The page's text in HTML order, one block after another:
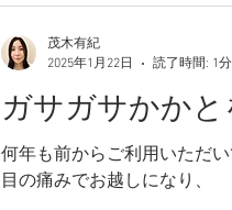
ガサガサかか
何年も前からご利用いただ
目の痛みでお越しになり、
茂木有紀
2025年1月22日
読了時間: 1分